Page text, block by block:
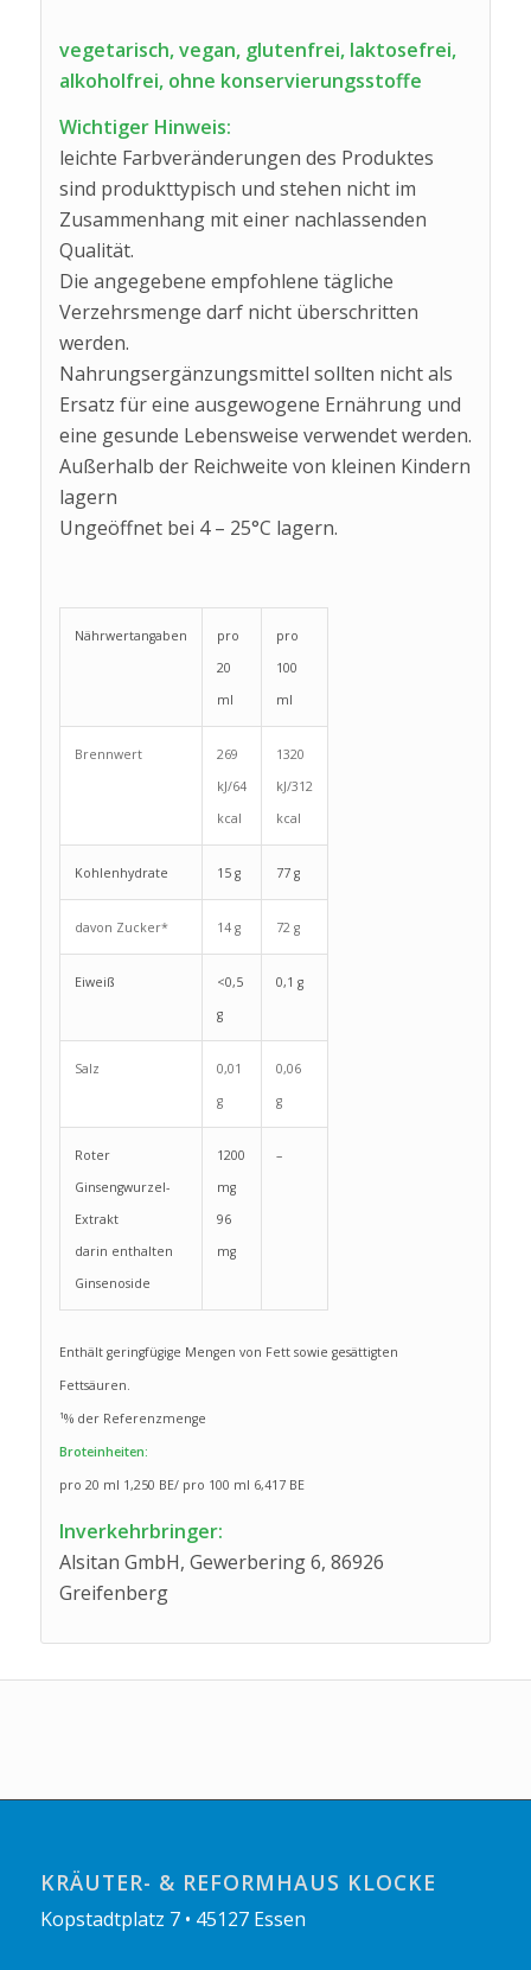
vegetarisch, vegan, glutenfrei, laktosefrei,
alkoholfrei, ohne konservierungsstoffe
Wichtiger Hinweis:
leichte Farbveränderungen des Produktes
sind produkttypisch und stehen nicht im
Zusammenhang mit einer nachlassenden
Qualität.
Die angegebene empfohlene tägliche
Verzehrsmenge darf nicht überschritten
werden.
Nahrungsergänzungsmittel sollten nicht als
Ersatz für eine ausgewogene Ernährung und
eine gesunde Lebensweise verwendet werden.
Außerhalb der Reichweite von kleinen Kindern
lagern
Ungeöffnet bei 4 – 25°C lagern.
Nährwertangaben
pro
20
ml
pro
100
ml
Brennwert
269
kJ/64
kcal
1320
kJ/312
kcal
Kohlenhydrate 15 g 77 g
davon Zucker* 14 g 72 g
Eiweiß
<0,5
g
0,1 g
Salz
0,01
g
0,06
g
Roter
Ginsengwurzel-
Extrakt
darin enthalten
Ginsenoside
1200
mg
96
mg
–
Enthält geringfügige Mengen von Fett sowie gesättigten
Fettsäuren.
¹% der Referenzmenge
Broteinheiten:
pro 20 ml 1,250 BE/ pro 100 ml 6,417 BE
Inverkehrbringer:
Alsitan GmbH, Gewerbering 6, 86926
Greifenberg
KRÄUTER- & REFORMHAUS KLOCKE
Kopstadtplatz 7 • 45127 Essen